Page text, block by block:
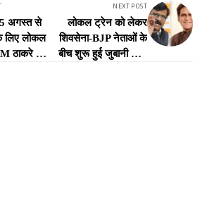
अगस्त से
लोकल
ठाकरे ने
NEXT POST
लोकल ट्रेन को लेकर
शिवसेना-BJP नेताओं के
बीच शुरू हुई जुबानी जंग,